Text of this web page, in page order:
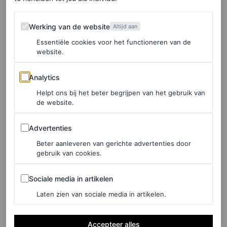
Zwangerschap
Blake Lively isin verwachtingvan haar vierde kind met
haar 46-jarige echtgenoot Ryan Reynolds. Het stel is al
trotse ouders van drie dochters: James, Inez en Betty.
Blake kondigde haar zwangerschap in september 2022
tijdens deForbes Power Women Summitverscheen.
Twee dagen later deelde deGossip Girl
Werking van de website
Werking van de website Altijd aan
Essentiële cookies voor het functioneren van de
website.
Analytics
Analytics
Helpt ons bij het beter begrijpen van het gebruik van
de website.
Advertenties
Advertenties
Beter aanleveren van gerichte advertenties door
gebruik van cookies.
Sociale media in artikelen
Sociale media in artikelen
Laten zien van sociale media in artikelen.
Accepteer alles